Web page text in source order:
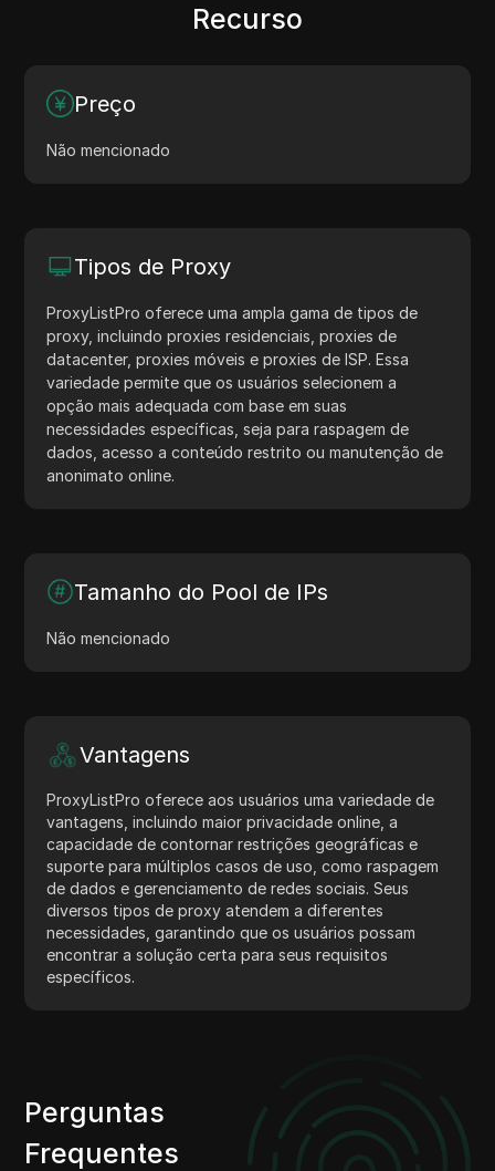
Recurso
Preço
Não mencionado
Tipos de Proxy
ProxyListPro oferece uma ampla gama de tipos de
proxy, incluindo proxies residenciais, proxies de
datacenter, proxies móveis e proxies de ISP. Essa
variedade permite que os usuários selecionem a
opção mais adequada com base em suas
necessidades específicas, seja para raspagem de
dados, acesso a conteúdo restrito ou manutenção de
anonimato online.
Tamanho do Pool de IPs
Não mencionado
Vantagens
ProxyListPro oferece aos usuários uma variedade de
vantagens, incluindo maior privacidade online, a
capacidade de contornar restrições geográficas e
suporte para múltiplos casos de uso, como raspagem
de dados e gerenciamento de redes sociais. Seus
diversos tipos de proxy atendem a diferentes
necessidades, garantindo que os usuários possam
encontrar a solução certa para seus requisitos
específicos.
Perguntas
Frequentes